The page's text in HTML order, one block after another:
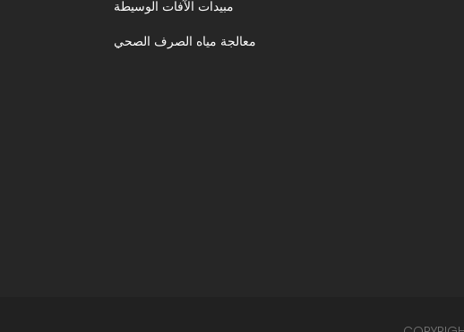
مبيدات الآفات الوسيطة
معالجة مياه الصرف الصحي